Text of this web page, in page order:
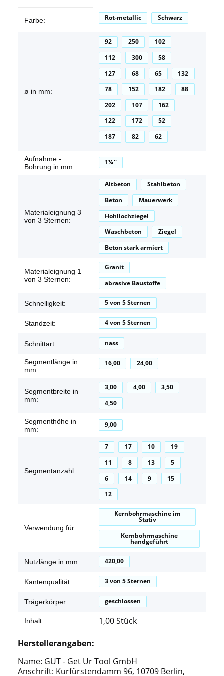
Produkteigenschaft
Wert
Farbe: Rot-metallic Schwarz
ø in mm:
92 250
102
112
300
58
127
68 65
132
78
152 182
88
202
107
162
122
172
52
187
82 62
Aufnahme -
Bohrung in mm:
1¼''
Materialeignung 3
von 3 Sternen:
Altbeton
Stahlbeton
Beton
Mauerwerk
Hohllochziegel
Waschbeton
Ziegel
Beton stark armiert
Materialeignung 1
von 3 Sternen:
Granit
abrasive Baustoffe
Schnelligkeit: 5 von 5 Sternen
Standzeit: 4 von 5 Sternen
Schnittart: nass
Segmentlänge in
mm:
16,00 24,00
Segmentbreite in
mm:
3,00 4,00
3,50
4,50
Segmenthöhe in
mm:
9,00
Segmentanzahl:
7 17 10
19
11
8 13
5
6
14 9
15
12
Verwendung für:
Kernbohrmaschine im
Stativ
Kernbohrmaschine
handgeführt
Nutzlänge in mm: 420,00
Kantenqualität: 3 von 5 Sternen
Trägerkörper: geschlossen
Inhalt: 1,00 Stück
Herstellerangaben:
Name: GUT - Get Ur Tool GmbH
Anschrift: Kurfürstendamm 96, 10709 Berlin,